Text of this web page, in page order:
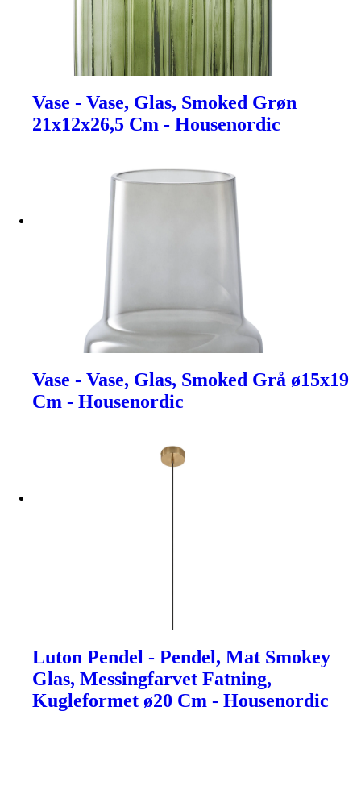
Vase - Vase, Glas, Smoked Grøn
21x12x26,5 Cm - Housenordic
Vase - Vase, Glas, Smoked Grå ø15x19
Cm - Housenordic
Luton Pendel - Pendel, Mat Smokey
Glas, Messingfarvet Fatning,
Kugleformet ø20 Cm - Housenordic